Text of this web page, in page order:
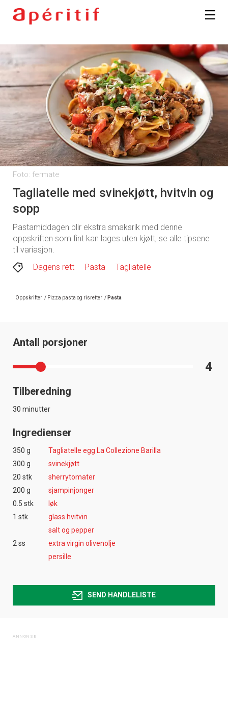
Foto: fermate
Tagliatelle med svinekjøtt, hvitvin og
sopp
Pastamiddagen blir ekstra smaksrik med denne
oppskriften som fint kan lages uten kjøtt, se alle tipsene
til variasjon.
Dagens rett
Pasta Tagliatelle
Oppskrifter / Pizza pasta og risretter / Pasta
Antall porsjoner
4
Tilberedning
30 minutter
Ingredienser
350 g
Tagliatelle egg La Collezione Barilla
300 g
svinekjøtt
20 stk
sherrytomater
200 g
sjampinjonger
0.5 stk
løk
1 stk
glass hvitvin
salt og pepper
2 ss
extra virgin olivenolje
persille
SEND HANDLELISTE